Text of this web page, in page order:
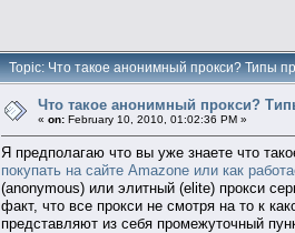
Topic: Что такое анонимный прокси? Типы
Что такое анонимный прокси?
« on: February 10, 2010, 01:02:36 PM »
Я предполагаю что вы уже знаете что
покупать на сайте Amazone или как
(anonymous) или элитный (elite) прокси
факт, что все прокси не смотря на то к
представляют из себя промежуточный